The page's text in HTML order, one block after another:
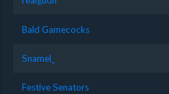
Bald Gamecocks
Snamel_
Festive Senators